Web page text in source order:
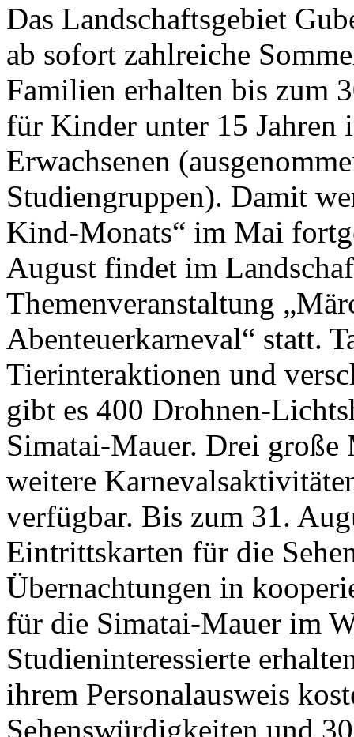
Das Landschaftsgebiet
ab sofort zahlreiche
Familien erhalten bis zum
für Kinder unter 15 Jahren
Erwachsenen
Studiengruppen). Damit
Kind-Monats“ im Mai
August findet im
Themenveranstaltung
Abenteuerkarneval“ statt.
Tierinteraktionen und
gibt es 400 Drohnen-
Simatai-Mauer. Drei
weitere
verfügbar. Bis zum 31.
Eintrittskarten für die
Übernachtungen in
für die Simatai-Mauer im
Studieninteressierte
ihrem Personalausweis
Sehenswürdigkeiten und